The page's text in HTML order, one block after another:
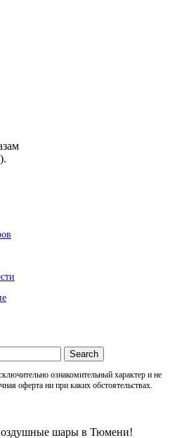
ознакомительный характер и не
оферта ни при каких обстоятельствах.
шары в Тюмени!